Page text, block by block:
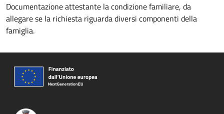
Documentazione attestante la condizione familiare, da
allegare se la richiesta riguarda diversi componenti della
famiglia.